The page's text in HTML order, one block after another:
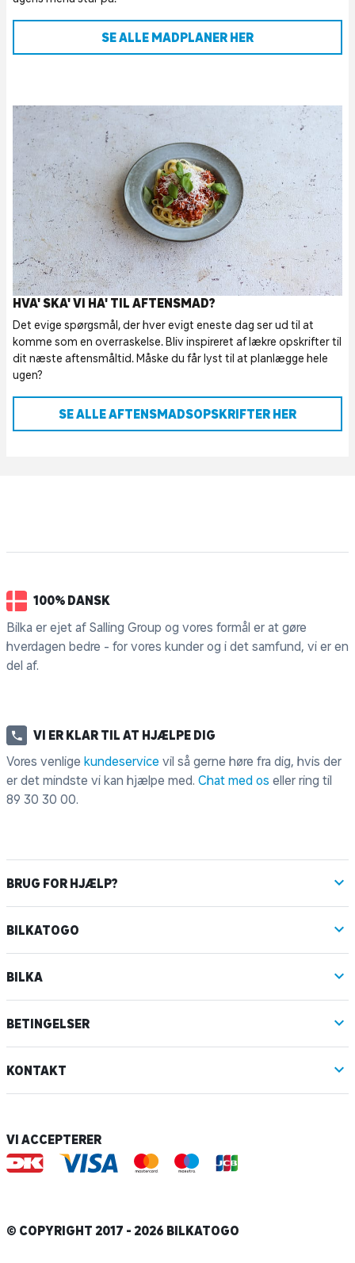
SE ALLE MADPLANER HER
HVA' SKA' VI HA' TIL AFTENSMAD?
Det evige spørgsmål, der hver evigt eneste dag ser ud til at
komme som en overraskelse. Bliv inspireret af lækre opskrifter til
dit næste aftensmåltid. Måske du får lyst til at planlægge hele
ugen?
SE ALLE AFTENSMADSOPSKRIFTER HER
100% DANSK
Bilka er ejet af Salling Group og vores formål er at gøre
hverdagen bedre - for vores kunder og i det samfund, vi er en
del af.
VI ER KLAR TIL AT HJÆLPE DIG
Vores venlige kundeservice vil så gerne høre fra dig, hvis der
er det mindste vi kan hjælpe med. Chat med os eller ring til
89 30 30 00.
BRUG FOR HJÆLP?
BILKATOGO
BILKA
BETINGELSER
KONTAKT
VI ACCEPTERER
© COPYRIGHT 2017 - 2026 BILKATOGO